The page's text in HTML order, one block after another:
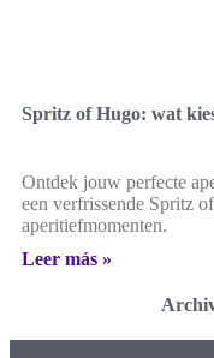
Spritz of Hugo: wat
Ontdek jouw perfecte
een verfrissende Spritz
aperitiefmomenten.
Leer más »